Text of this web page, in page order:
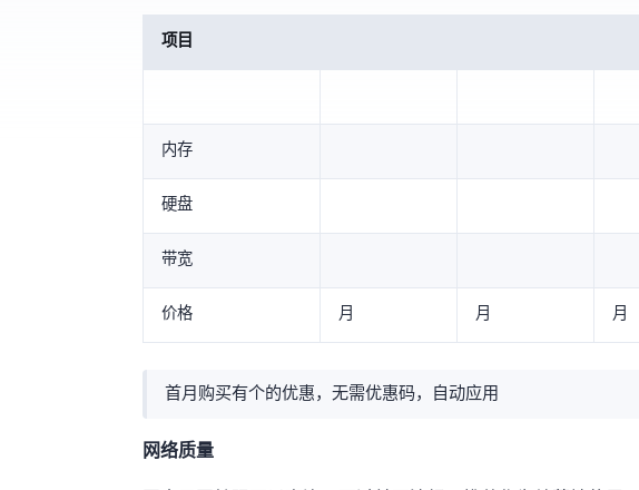
项目
内存
硬盘
带宽
价格 €1.99/月 €3.99/月 €4.99/月
首月购买有个50%的优惠，无需优惠码，自动应用
网络质量